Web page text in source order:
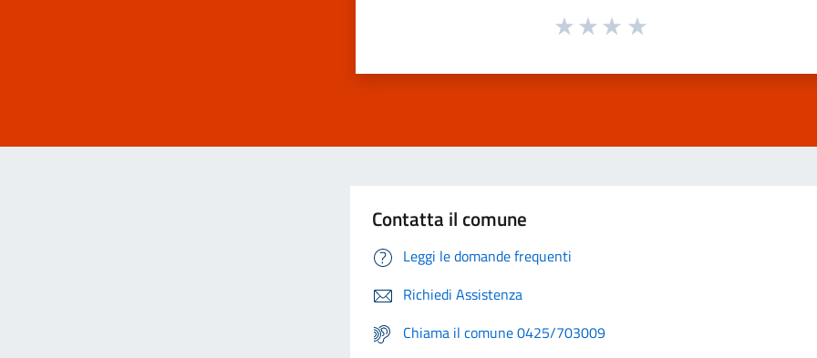
Contatta il comune
Leggi le domande frequenti
Richiedi Assistenza
Chiama il comune 0425/703009